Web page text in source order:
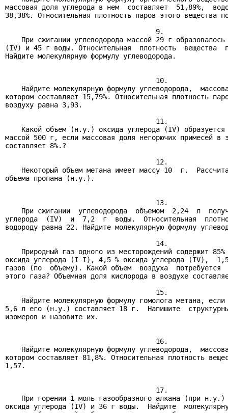
массовая доля углерода в нем  составляет  51,89%,
38,38%. Относительная плотность паров этого вещества
                                     9.
При сжигании углеводорода массой 29 г
(IV) и 45 г воды. Относительная  плотность  вещества
Найдите молекулярную формулу углеводорода.
                                     10.
Найдите молекулярную формулу углеводорода,
котором составляет 15,79%. Относительная плотность
воздуху равна 3,93.
                                     11.
Какой объем (н.у.) оксида углерода (IV)
массой 500 г, если массовая доля негорючих примесей в
составляет 8%.?
                                     12.
Некоторый объем метана имеет массу 10  г.
объема пропана (н.у.).
                                     13.
При сжигании  углеводорода  объемом  2,24  л
углерода  (IV)  и  7,2  г  воды.  Относительная
водороду равна 22. Найдите молекулярную формулу
                                     14.
Природный газ одного из месторождений содержит
оксида углерода (I I), 4,5 % оксида углерода (IV),
газов (по  объему). Какой объем  воздуха
этого газа? Объемная доля кислорода в воздухе
                                     15.
Найдите молекулярную формулу гомолога метана,
5,6 л его (н.у.) составляет 18 г.  Напишите
изомеров и назовите их.
                                     16.
Найдите молекулярную формулу углеводорода,
котором составляет 81,8%. Относительная плотность
1,57.
                                     17.
При горении 1 моль газообразного алкана (при
оксида углерода (IV) и 36 г воды.  Найдите